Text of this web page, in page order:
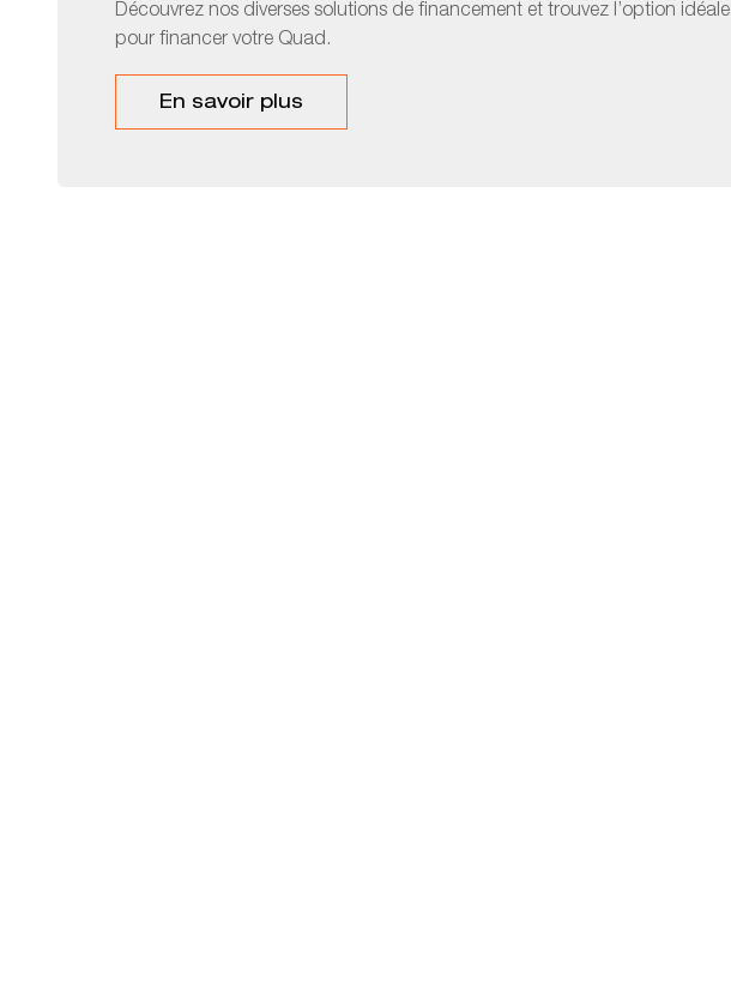
Découvrez nos diverses solutions de financement et trouvez l’option idéale
pour financer votre Quad.
En savoir plus